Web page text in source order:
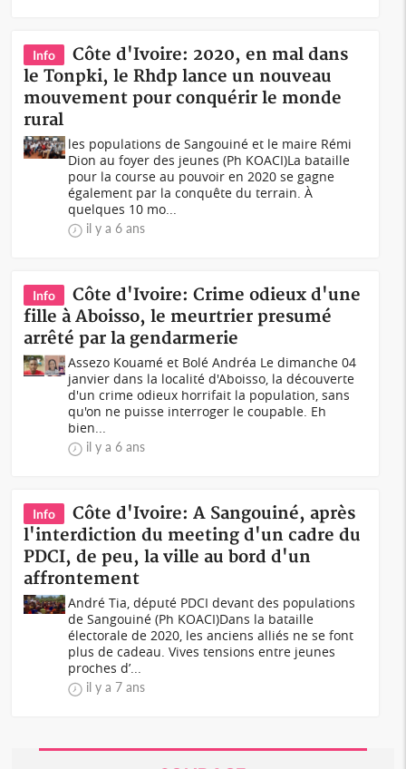
Info
Côte d'Ivoire: 2020, en mal dans
le Tonpki, le Rhdp lance un nouveau
mouvement pour conquérir le monde
rural
les populations de Sangouiné et le maire Rémi
Dion au foyer des jeunes (Ph KOACI)La bataille
pour la course au pouvoir en 2020 se gagne
également par la conquête du terrain. À
quelques 10 mo...
il y a 6 ans
Info
Côte d'Ivoire: Crime odieux d'une
fille à Aboisso, le meurtrier presumé
arrêté par la gendarmerie
Assezo Kouamé et Bolé Andréa Le dimanche 04
janvier dans la localité d'Aboisso, la découverte
d'un crime odieux horrifait la population, sans
qu'on ne puisse interroger le coupable. Eh
bien...
il y a 6 ans
Info
Côte d'Ivoire: A Sangouiné, après
l'interdiction du meeting d'un cadre du
PDCI, de peu, la ville au bord d'un
affrontement
André Tia, député PDCI devant des populations
de Sangouiné (Ph KOACI)Dans la bataille
électorale de 2020, les anciens alliés ne se font
plus de cadeau. Vives tensions entre jeunes
proches d’...
il y a 7 ans